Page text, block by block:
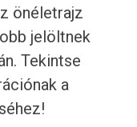
önéletrajz
jelöltnek
Tekintse
a